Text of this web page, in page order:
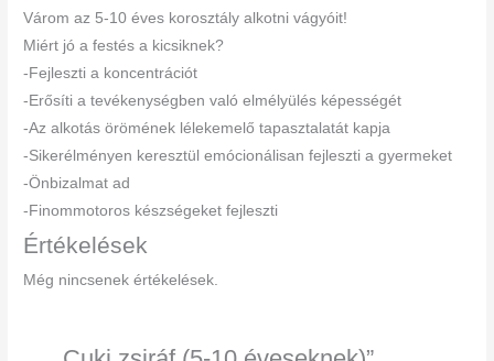
Várom az 5-10 éves korosztály alkotni vágyóit!
Miért jó a festés a kicsiknek?
-Fejleszti a koncentrációt
-Erősíti a tevékenységben való elmélyülés képességét
-Az alkotás örömének lélekemelő tapasztalatát kapja
-Sikerélményen keresztül emócionálisan fejleszti a gyermeket
-Önbizalmat ad
-Finommotoros készségeket fejleszti
Értékelések
Még nincsenek értékelések.